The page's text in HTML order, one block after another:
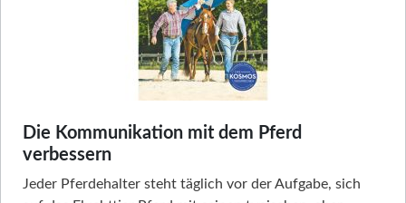
Die Kommunikation mit dem Pferd
verbessern
Jeder Pferdehalter steht täglich vor der Aufgabe, sich